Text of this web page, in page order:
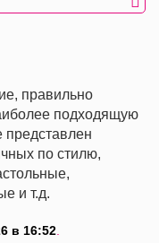
правильно
подходящую
представлен
по стилю,
и т.д.
в 16:52.